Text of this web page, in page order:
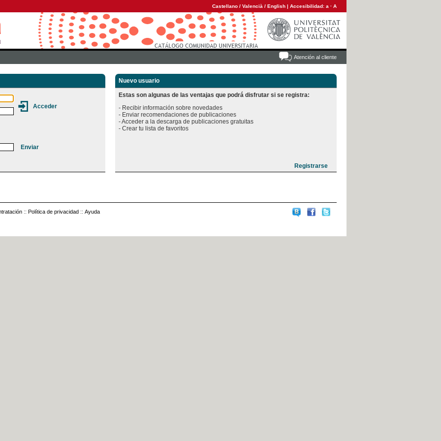
Castellano / Valencià / English | Accesibilidad: a · A
Atención al cliente
Nuevo usuario
Estas son algunas de las ventajas que podrá disfrutar si se registra:
- Recibir información sobre novedades
- Enviar recomendaciones de publicaciones
- Acceder a la descarga de publicaciones gratuitas
:: Política de privacidad :: Ayuda